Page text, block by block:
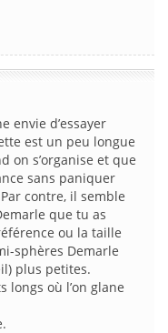
envie d’essayer
est un peu longue
on s’organise et que
sans paniquer
contre, il semble
que tu as
ou la taille
sphères Demarle
plus petites.
longs où l’on glane